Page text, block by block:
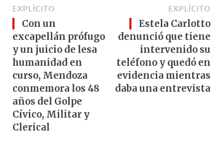
EXPLÍCITO
Con un
excapellán prófugo
y un juicio de lesa
humanidad en
curso, Mendoza
conmemora los 48
años del Golpe
Cívico, Militar y
Clerical
EXPLÍCITO
Estela Carlotto
denunció que tiene
intervenido su
teléfono y quedó en
evidencia mientras
daba una entrevista